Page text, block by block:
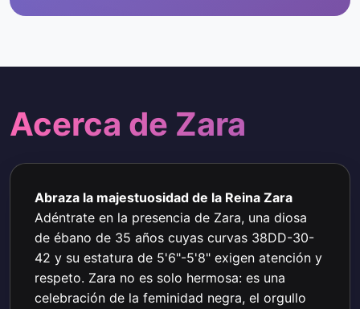
Acerca de Zara
Abraza la majestuosidad de la Reina Zara
Adéntrate en la presencia de Zara, una diosa
de ébano de 35 años cuyas curvas 38DD-30-
42 y su estatura de 5'6"-5'8" exigen atención y
respeto. Zara no es solo hermosa: es una
celebración de la feminidad negra, el orgullo